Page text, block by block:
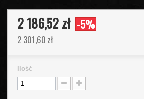
2 186,52 zł -5%
2 301,60 zł
Ilość